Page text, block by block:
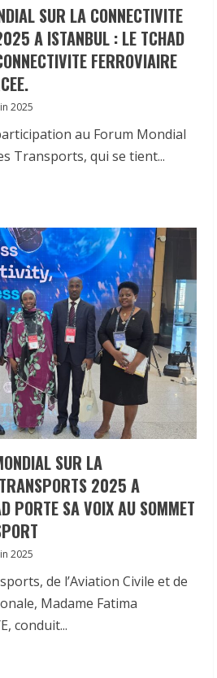
SUR LA CONNECTIVITE
A ISTANBUL : LE TCHAD
FERROVIAIRE
2025
au Forum Mondial
Transports, qui se tient...
SUR LA
2025 A
PORTE SA VOIX AU SOMMET
2025
de l’Aviation Civile et de
Madame Fatima
conduit...